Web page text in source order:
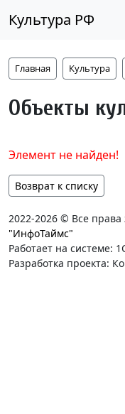
Культура РФ
Главная Культура
Объекты
Элемент не найден!
Возврат к списку
2022-2026 © Все
"ИнфоТаймс"
Работает на системе:
Разработка проекта: